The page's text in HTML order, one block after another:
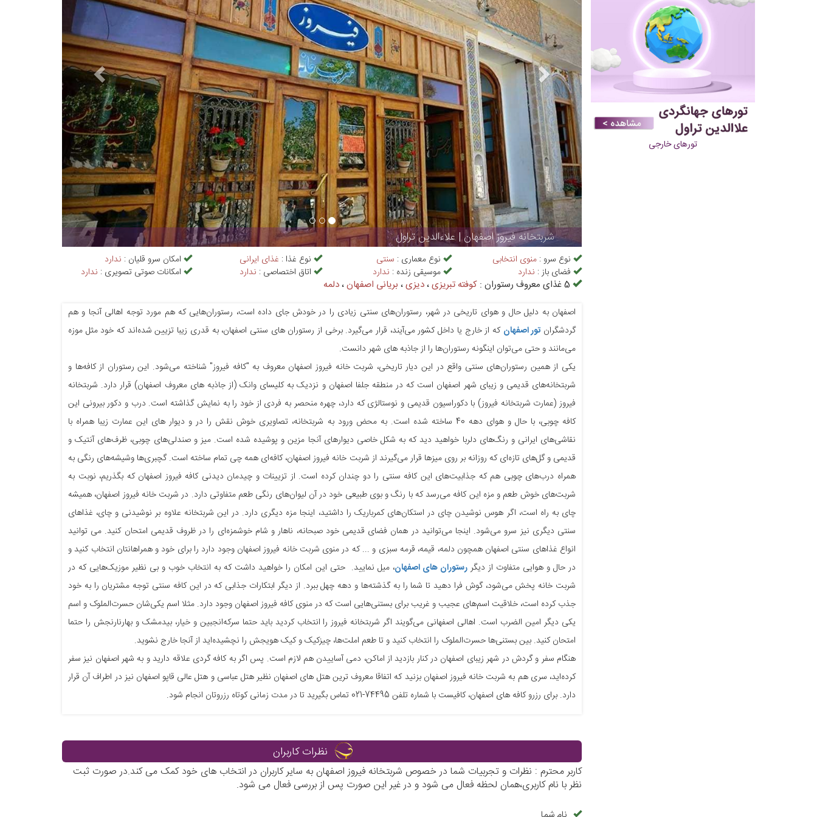
تورهای خارجی
شربتخانه فیروز اصفهان | علاءالدین تراول
نوع سرو : منوی انتخابی نوع معماری : سنتی نوع غذا : غذای ایرانی امکان سرو قلیان : ندارد
فضای باز : ندارد موسیقی زنده : ندارد اتاق اختصاصی : ندارد امکانات صوتی تصویری : ندارد
5 غذای معروف رستوران : کوفته تبریزی،دیزی، بریانی اصفهان،دلمه
اصفهان به دلیل حال و هوای تاریخی در شهر، رستوران‌های سنتی زیادی را در خودش جای داده است، رستوران‌هایی که هم مورد توجه اهالی آنجا و هم
گردشگران تور اصفهان که از خارج یا داخل کشور می‌آیند، قرار می‌گیرد. برخی از رستوران های سنتی اصفهان، به قدری زیبا تزیین شده‌اند که خود مثل موزه‌
می‌مانند و حتی می‌توان اینگونه رستوران‌ها را از جاذبه های شهر دانست.
یکی از همین رستوران‌های سنتی واقع در این دیار تاریخی، شربت خانه فیروز اصفهان معروف به "کافه فیروز" شناخته می‌شود. این رستوران از کافه‌ها و
شربتخانه‌های قدیمی و زیبای شهر اصفهان است که در منطقه جلفا اصفهان و نزدیک به کلیسای وانک (از جاذبه های معروف اصفهان) قرار دارد. شربتخانه
فیروز (عمارت شربتخانه فیروز) با دکوراسیون قدیمی و نوستالژی که دارد، چهره منحصر به فردی از خود را به نمایش گذاشته است. درب و دکور بیرونی این
کافه چوبی، با حال و هوای دهه 40 ساخته شده است. به محض ورود به شربتخانه، تصاویری خوش نقش را در و دیوار های این عمارت زیبا همراه با
نقاشی‌های ایرانی و رنگ‌های دلربا خواهید دید که به شکل خاصی دیوارهای آنجا مزین و پوشیده شده است. میز و صندلی‌های چوبی، ظرف‌های آنتیک و
قدیمی و گل‌های تازه‌ای که روزانه بر روی میزها قرار می‌گیرند از شربت خانه فیروز اصفهان، کافه‌ای همه چی تمام ساخته است. گچبری‌ها وشیشه‌های رنگی به
همراه درب‌های چوبی هم که جذابیت‌های این کافه سنتی را دو چندان کرده است. از تزیینات و چیدمان دیدنی کافه فیروز اصفهان که بگذریم، نوبت به
شربت‌های خوش طعم و مزه این کافه می‌رسد که با رنگ و بوی طبیعی خود در آن لیوان‌های رنگی طعم متفاوتی دارد. در شربت خانه فیروز اصفهان، همیشه
چای به راه است، اگر هوس نوشیدن چای در استکان‌های کمرباریک را داشتید، اینجا مزه دیگری دارد. در این شربتخانه علاوه بر نوشیدنی و چای، غذاهای
سنتی دیگری نیز سرو می‌شود. اینجا می‌توانید در همان فضای قدیمی خود صبحانه، ناهار و شام خوشمزه‌ای را در ظروف قدیمی امتحان کنید. می توانید
انواع غذاهای سنتی اصفهان همچون دلمه، قیمه، قرمه سبزی و ... که در منوی شربت خانه فیروز اصفهان وجود دارد را برای خود و همراهانتان انتخاب کنید و
در حال و هوایی متفاوت از دیگررستوران های اصفهان، میل نمایید. حتی این امکان را خواهید داشت که به انتخاب خوب و بی نظیر موزیک‌هایی که در
شربت خانه پخش می‌شود، گوش فرا دهید تا شما را به گذشته‌ها و دهه چهل ببرد. از دیگر ابتکارات جذابی که در این کافه سنتی توجه مشتریان را به خود
جذب کرده است، خلاقیت اسم‌های عجیب و غریب برای بستنی‌هایی است که در منوی کافه فیروز اصفهان وجود دارد. مثلا اسم یکی‌شان حسرت‌الملوک و اسم
یکی دیگر امین الضرب است. اهالی اصفهانی می‌گویند اگر شربتخانه فیروز را انتخاب کردید باید حتما سرکه‌انجبین و خیار، بیدمشک و بهارنارنجش را حتما
امتحان کنید. بین بستنی‌ها حسرت‌الملوک را انتخاب کنید و تا طعم املت‌ها، چیزکیک و کیک هویجش را نچشیده‌اید از آنجا خارج نشوید.
هنگام سفر و گردش در شهر زیبای اصفهان در کنار بازدید از اماکن، دمی آساییدن هم لازم است. پس اگر به کافه گردی علاقه دارید و به شهر اصفهان نیز سفر
کرده‌اید، سری هم به شربت خانه فیروز اصفهان بزنید که اتفاقا معروف ترین هتل های اصفهان نظیر هتل عباسی و هتل عالی قاپو اصفهان نیز در اطراف آن قرار
دارد. برای رزرو کافه های اصفهان، کافیست با شماره تلفن 74495-021 تماس بگیرید تا در مدت زمانی کوتاه رزروتان انجام شود.
نظرات کاربران
کاربر محترم : نظرات و تجربیات شما در خصوص شربتخانه فیروز اصفهان به سایر کاربران در انتخاب های خود کمک می کند.در صورت ثبت
نظر با نام کاربری،همان لحظه فعال می شود و در غیر این صورت پس از بررسی فعال می شود.